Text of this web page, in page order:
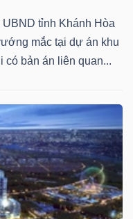
tỉnh Khánh Hòa
mắc tại dự án khu
có bản án liên quan...